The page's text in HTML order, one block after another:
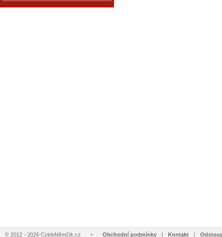
© 2012 - 2026 CykloNěmčík.cz • Obchodní podmínky | Kontakt |